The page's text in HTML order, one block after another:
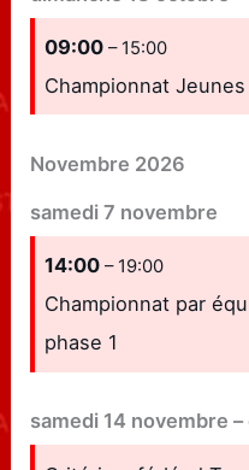
09:00– 15:00
Championnat
Novembre 2026
samedi 7 novembre
14:00– 19:00
Championnat par
phase 1
samedi 14 novembre –